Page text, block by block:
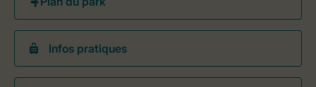
Infos pratiques